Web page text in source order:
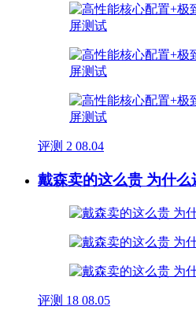
评测 2 08.04
戴森卖的这么贵 为什么
评测 18 08.05